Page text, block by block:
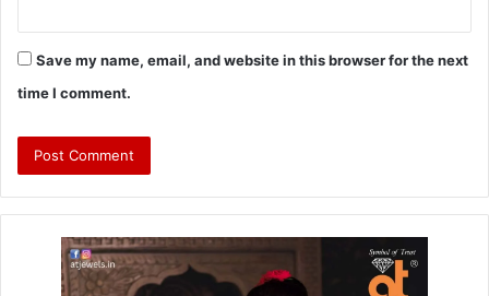
Save my name, email, and website in this browser for the next
time I comment.